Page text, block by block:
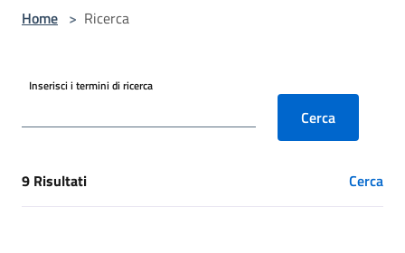
Home > Ricerca
Inserisci i termini di ricerca
Cerca
[results] Risultati
9 Risultati Cerca